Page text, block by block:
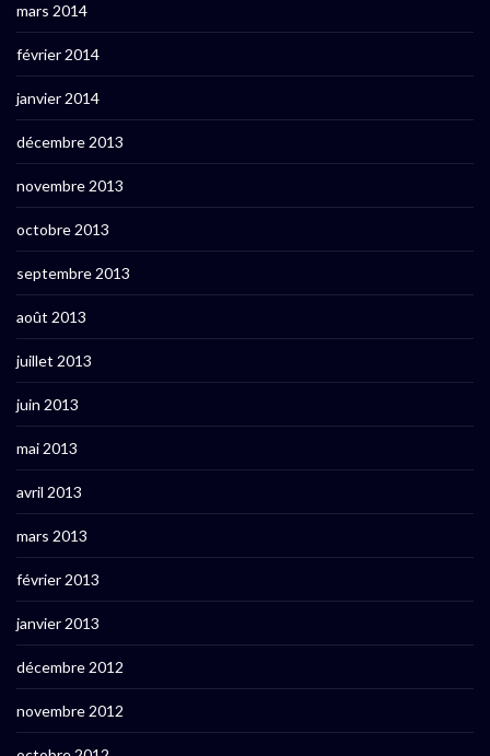
mars 2014
février 2014
janvier 2014
décembre 2013
novembre 2013
octobre 2013
septembre 2013
août 2013
juillet 2013
juin 2013
mai 2013
avril 2013
mars 2013
février 2013
janvier 2013
décembre 2012
novembre 2012